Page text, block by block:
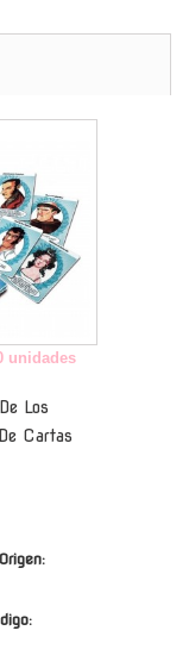
unidades
Los
Cartas
Origen: